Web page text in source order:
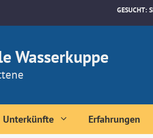
Wasserkuppe
Unterkünfte Erfahrungen